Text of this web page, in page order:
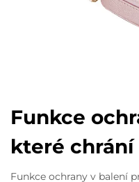
Funkce
které chrání
Funkce ochrany v balení